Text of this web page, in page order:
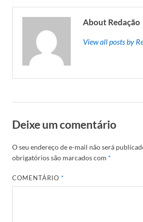
About Redação
View all posts by
Deixe um comentário
O seu endereço de e-mail não será
obrigatórios são marcados com *
COMENTÁRIO*